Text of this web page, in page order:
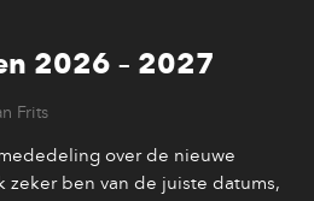
2026 – 2027
Frits
over de nieuwe
zeker ben van de juiste datums,